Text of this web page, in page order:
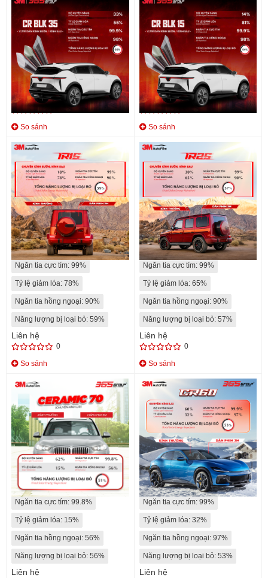
Phim cách nhiệt 3M CR BLK 35
Liên hệ
So sánh
Phim cách nhiệt 3M CR BLK 15
Liên hệ
So sánh
IR15
Độ xuyên sáng: 18%
Ngăn tia cực tím: 99%
Tỷ lệ giảm lóa: 78%
Ngăn tia hồng ngoại: 90%
Năng lượng bị loại bỏ: 59%
Liên hệ
0
So sánh
IR25
Độ xuyên sáng: 30%
Ngăn tia cực tím: 99%
Tỷ lệ giảm lóa: 65%
Ngăn tia hồng ngoại: 90%
Năng lượng bị loại bỏ: 57%
Liên hệ
0
So sánh
CERAMIC 70
Độ xuyên sáng: 63%
Ngăn tia cực tím: 99.8%
Tỷ lệ giảm lóa: 15%
Ngăn tia hồng ngoại: 56%
Năng lượng bị loại bỏ: 56%
Liên hệ
CR60
Độ xuyên sáng: 60%
Ngăn tia cực tím: 99%
Tỷ lệ giảm lóa: 32%
Ngăn tia hồng ngoại: 97%
Năng lượng bị loại bỏ: 53%
Liên hệ